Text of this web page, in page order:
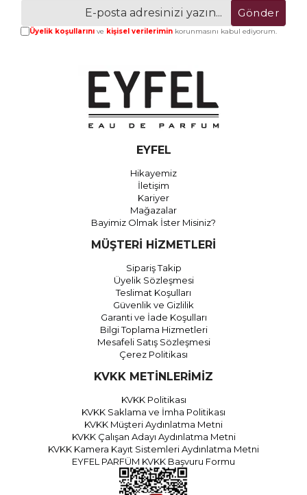
Gönder
Üyelik koşullarınıve kişisel verileriminkorunmasını kabul ediyorum.
EYFEL
Hikayemiz
İletişim
Kariyer
Mağazalar
Bayimiz Olmak İster Misiniz?
MÜŞTERİ HİZMETLERİ
Sipariş Takip
Üyelik Sözleşmesi
Teslimat Koşulları
Güvenlik ve Gizlilik
Garanti ve İade Koşulları
Bilgi Toplama Hizmetleri
Mesafeli Satış Sözleşmesi
Çerez Politikası
KVKK METİNLERİMİZ
KVKK Politikası
KVKK Saklama ve İmha Politikası
KVKK Müşteri Aydınlatma Metni
KVKK Çalışan Adayı Aydınlatma Metni
KVKK Kamera Kayıt Sistemleri Aydınlatma Metni
EYFEL PARFÜM KVKK Başvuru Formu